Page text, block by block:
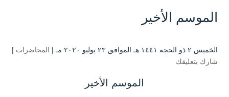
الموسم الأخير
الخميس ۲ ذو الحجة ۱٤٤۱ هـ الموافق ۲۳ يوليو ۲۰۲۰ مـ | المحاضرات |
شارك بتعليقك
الموسم الأخير